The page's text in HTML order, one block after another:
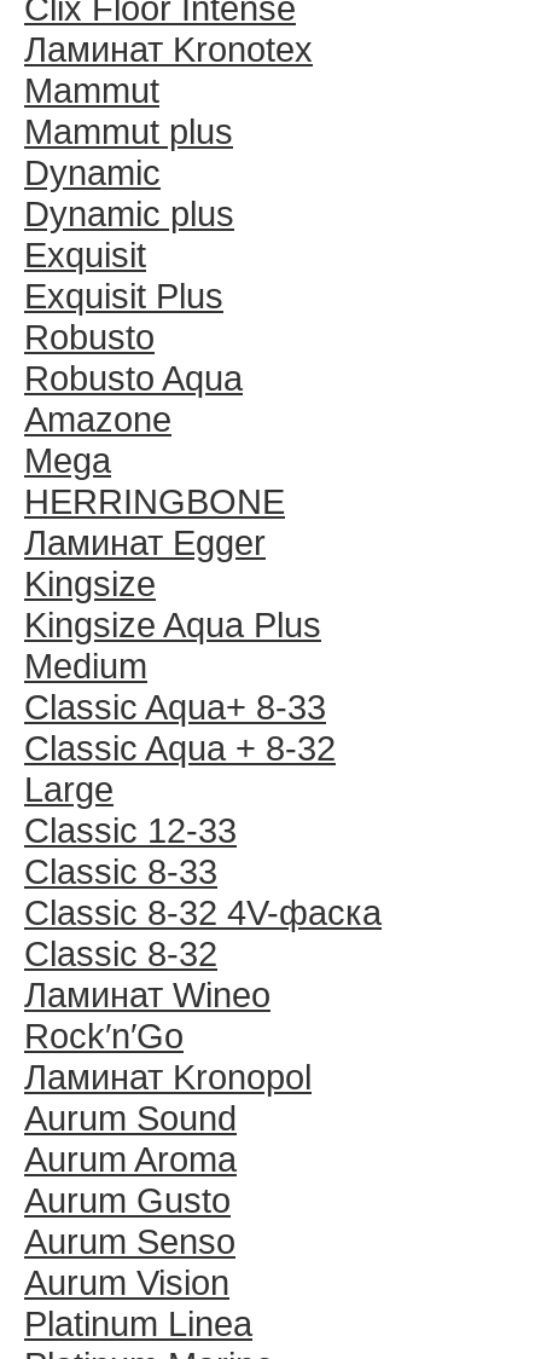
Ламинат Kronotex
Mammut
Mammut plus
Dynamic
Dynamic plus
Exquisit
Exquisit Plus
Robusto
Robusto Aqua
Amazone
Mega
HERRINGBONE
Ламинат Egger
Kingsize
Kingsize Aqua Plus
Medium
Classic Aqua+ 8-33
Classic Aqua + 8-32
Large
Classic 12-33
Classic 8-33
Classic 8-32 4V-фаска
Classic 8-32
Ламинат Wineo
Rock′n′Go
Ламинат Kronopol
Aurum Sound
Aurum Aroma
Aurum Gusto
Aurum Senso
Aurum Vision
Platinum Linea